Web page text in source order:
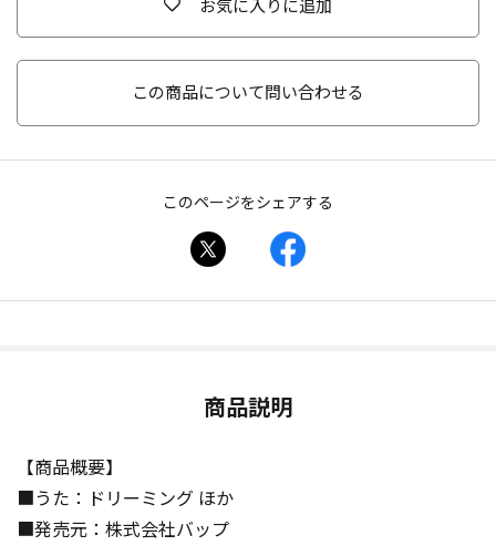
この商品について問い合わせる
このページをシェアする
商品説明
【商品概要】
■うた：ドリーミング ほか
■発売元：株式会社バップ